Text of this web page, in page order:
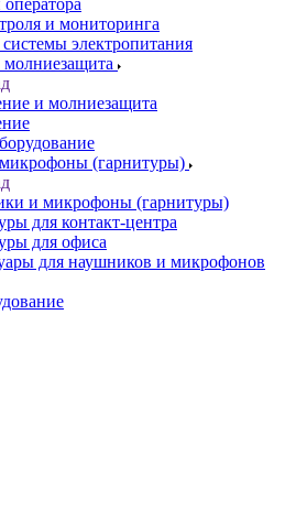
и мониторинга
электропитания
молниезащита
и молниезащита
(гарнитуры)
и микрофоны (гарнитуры)
для контакт-центра
для офиса
для наушников и микрофонов